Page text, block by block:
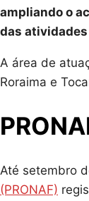
ampliando o
das
A área de
Roraima e
Até setembro
(PRONAF)